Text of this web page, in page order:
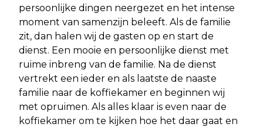
persoonlijke dingen neergezet en het intense
moment van samenzijn beleeft. Als de familie
zit, dan halen wij de gasten op en start de
dienst. Een mooie en persoonlijke dienst met
ruime inbreng van de familie. Na de dienst
vertrekt een ieder en als laatste de naaste
familie naar de koffiekamer en beginnen wij
met opruimen. Als alles klaar is even naar de
koffiekamer om te kijken hoe het daar gaat en